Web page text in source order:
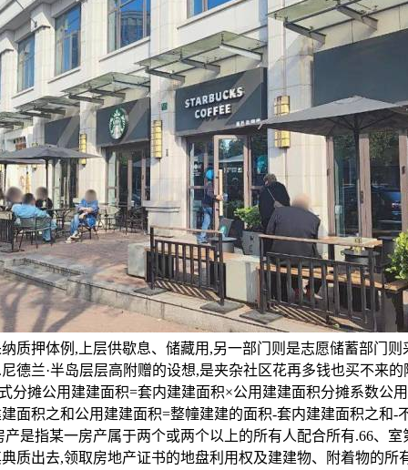
质押体例,上层供歇息、储藏用,另一部门则是志愿储蓄部门
德兰·半岛层层高附赠的设想,是夹杂社区花再多钱也买不来的
分摊公用建建面积=套内建建面积×公用建建面积分摊系数公
面积之和公用建建面积=整幢建建的面积-套内建建面积之和-
产是指某一房产属于两个或两个以上的所有人配合所有.66、
质出去,领取房地产证书的地盘利用权及建建物、附着物的所